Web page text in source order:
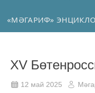
«МӘГАРИФ»
XV
12 май 2025